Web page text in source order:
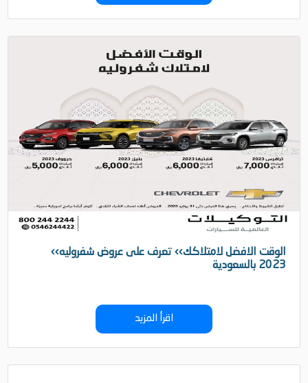
‹‹الوقت الافضل لامتلاكك›› تعرف على عروض شفروليه
2023 بالسعودية
اقرأ المزيد